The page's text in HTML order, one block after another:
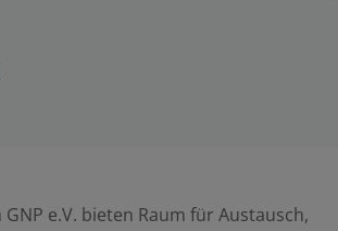
e.V. bieten Raum für Austausch,